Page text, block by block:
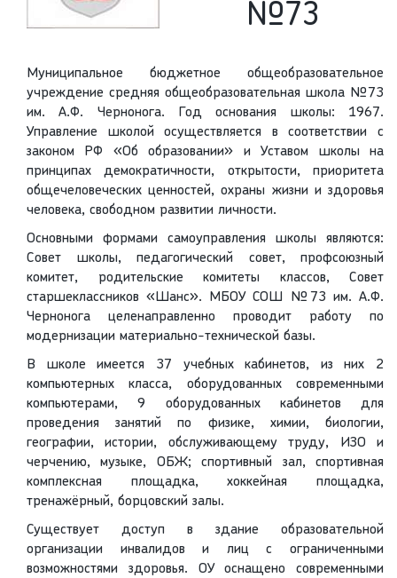
№73
Муниципальное бюджетное общеобразовательное
учреждение средняя общеобразовательная школа №73
им. А.Ф. Чернонога. Год основания школы: 1967.
Управление школой осуществляется в соответствии с
законом РФ «Об образовании» и Уставом школы на
принципах демократичности, открытости, приоритета
общечеловеческих ценностей, охраны жизни и здоровья
человека, свободном развитии личности.
Основными формами самоуправления школы являются:
Совет школы, педагогический совет, профсоюзный
комитет, родительские комитеты классов, Совет
старшеклассников «Шанс». МБОУ СОШ №73 им. А.Ф.
Чернонога целенаправленно проводит работу по
модернизации материально-технической базы.
В школе имеется 37 учебных кабинетов, из них 2
компьютерных класса, оборудованных современными
компьютерами, 9 оборудованных кабинетов для
проведения занятий по физике, химии, биологии,
географии, истории, обслуживающему труду, ИЗО и
черчению, музыке, ОБЖ; спортивный зал, спортивная
комплексная площадка, хоккейная площадка,
тренажёрный, борцовский залы.
Существует доступ в здание образовательной
организации инвалидов и лиц с ограниченными
возможностями здоровья. ОУ оснащено современными